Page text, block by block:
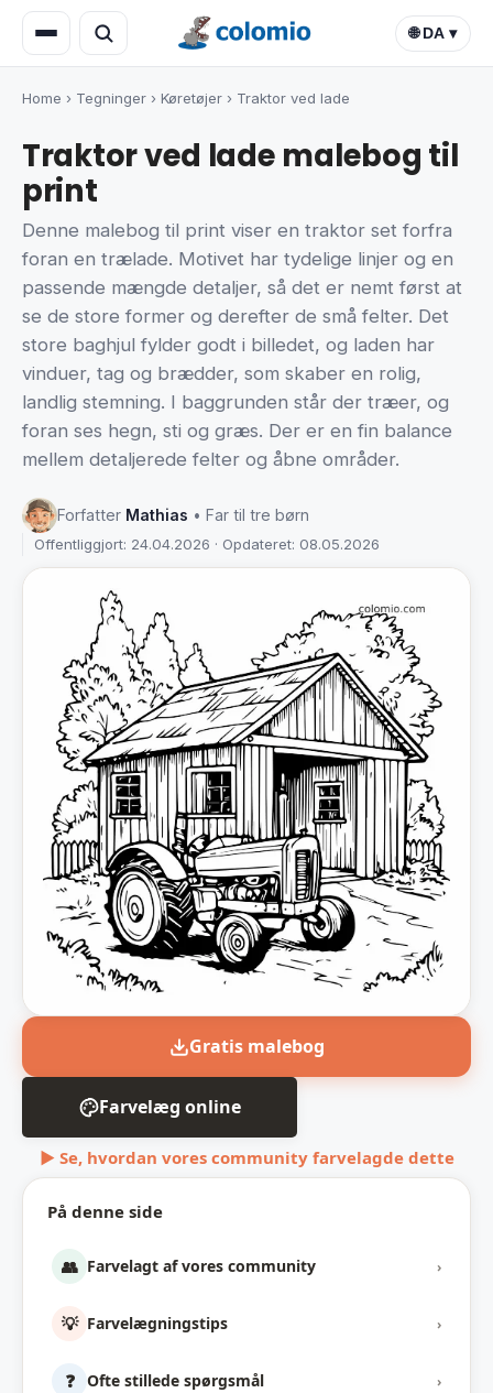
🌐 DA ▾
Home › Tegninger › Køretøjer › Traktor ved lade
Traktor ved lade malebog til
print
Denne malebog til print viser en traktor set forfra
foran en trælade. Motivet har tydelige linjer og en
passende mængde detaljer, så det er nemt først at
se de store former og derefter de små felter. Det
store baghjul fylder godt i billedet, og laden har
vinduer, tag og brædder, som skaber en rolig,
landlig stemning. I baggrunden står der træer, og
foran ses hegn, sti og græs. Der er en fin balance
mellem detaljerede felter og åbne områder.
Forfatter Mathias • Far til tre børn
Offentliggjort: 24.04.2026 · Opdateret: 08.05.2026
På denne side
👥 Farvelagt af vores community ›
💡 Farvelægningstips ›
❓ Ofte stillede spørgsmål ›
Gratis malebog
Farvelæg online
▶ Se, hvordan vores community farvelagde dette